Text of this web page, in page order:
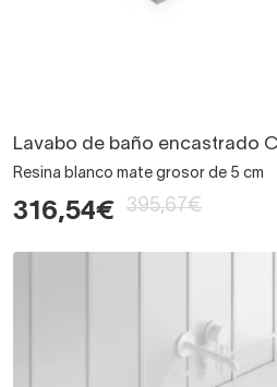
Lavabo de baño encastrado
Resina blanco mate grosor de 5 cm
316,54€ 395,67€